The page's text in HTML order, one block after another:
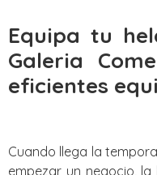
Equipa tu
Galeria
eficientes
Cuando llega la
empezar un negocio,